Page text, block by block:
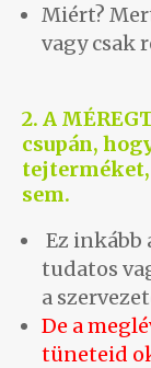
Miért?
vagy
2. A
csupán,
sem.
Ez inkább
tudatos
a
De a
tüneteid